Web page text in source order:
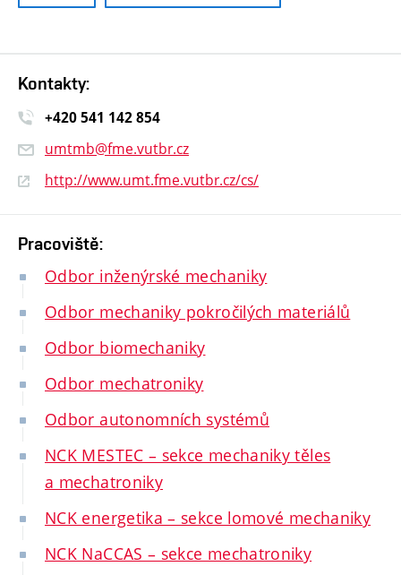
Kontakty:
+420 541 142 854
umtmb@fme.vutbr.cz
http://www.umt.fme.vutbr.cz/cs/
Pracoviště:
Odbor inženýrské mechaniky
Odbor mechaniky pokročilých materiálů
Odbor biomechaniky
Odbor mechatroniky
Odbor autonomních systémů
NCK MESTEC – sekce mechaniky těles
a mechatroniky
NCK energetika – sekce lomové mechaniky
NCK NaCCAS – sekce mechatroniky